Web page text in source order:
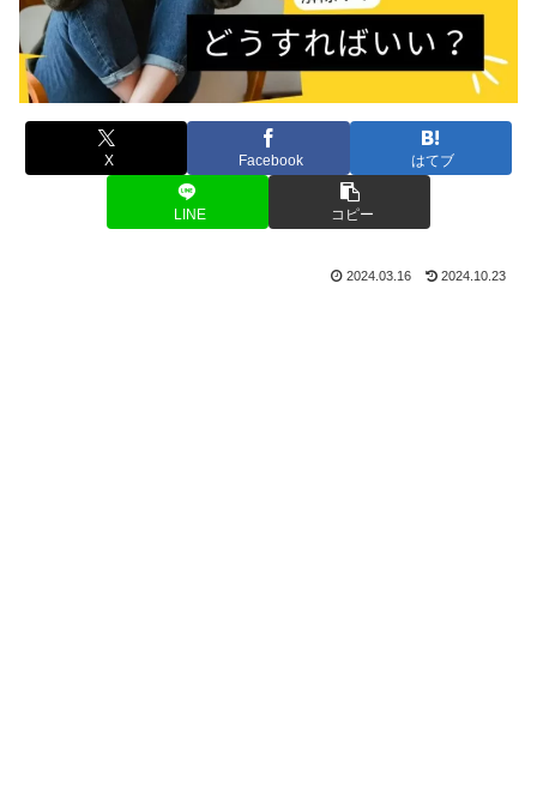
X Facebook はてブ
LINE コピー
2024.03.16 2024.10.23